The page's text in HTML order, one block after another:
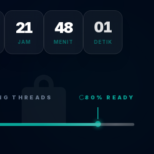
21
JAM
48
MENIT
01
DETIK
THREADS 80 % READY